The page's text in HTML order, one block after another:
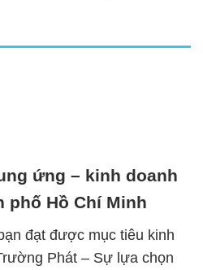
ứng – kinh doanh
phố Hồ Chí Minh
đạt được mục tiêu kinh
Phát – Sự lựa chọn